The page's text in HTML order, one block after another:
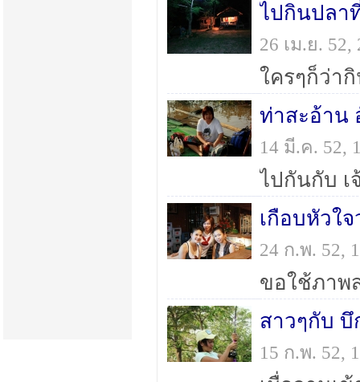
ไปกินปลา
26 เม.ย.
ท่าสะอ้าน
14 มี.ค. 52,
เกือบหัวใ
24 ก.พ. 52,
สาวๆกับ บึ
15 ก.พ. 52,